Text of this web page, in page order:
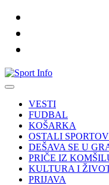
VESTI
FUDBAL
KOŠARKA
OSTALI
DEŠAVA SE U
PRIČE IZ
KULTURA I
PRIJAVA